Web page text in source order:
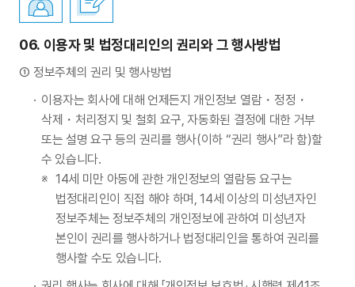
06. 이용자 및 법정대리인의 권리와 그 행사방법
정보주체의 권리 및 행사방법
이용자는 회사에 대해 언제든지 개인정보 열람・정정・
삭제・처리정지 및 철회 요구, 자동화된 결정에 대한 거부
또는 설명 요구 등의 권리를 행사(이하 “권리 행사”라 함)할
수 있습니다.
14세 미만 아동에 관한 개인정보의 열람등 요구는
법정대리인이 직접 해야 하며, 14세 이상의 미성년자인
정보주체는 정보주체의 개인정보에 관하여 미성년자
본인이 권리를 행사하거나 법정대리인을 통하여 권리를
행사할 수도 있습니다.